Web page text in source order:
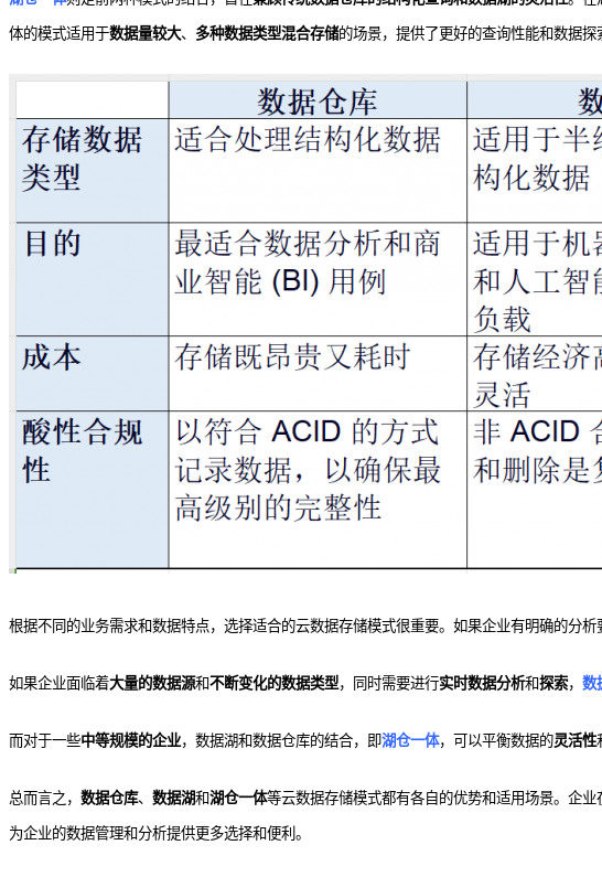
体的模式适用于数据量较大、 多种数据类型混合存储的场景，提供了更好的查询性能和数据探
根据不同的业务需求和数据特点，选择适合的云数据存储模式很重要。如果企业有明确的分析
如果企业面临着大量的数据源和不断变化的数据类型，同时需要进行实时数据分析和探索， 数
而对于一些中等规模的企业，数据湖和数据仓库的结合，即湖仓一体，可以平衡数据的灵活性
总而言之， 数据仓库、 数据湖和湖仓一体等云数据存储模式都有各自的优势和适用场景。企业
为企业的数据管理和分析提供更多选择和便利。